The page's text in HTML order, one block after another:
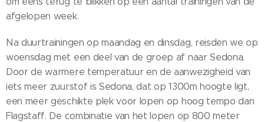
afgelopen week.
Na duurtrainingen op maandag en dinsdag, reisden we op
woensdag met een deel van de groep af naar Sedona.
Door de warmere temperatuur en de aanwezigheid van
iets meer zuurstof is Sedona, dat op 1300m hoogte ligt,
een meer geschikte plek voor lopen op hoog tempo dan
Flagstaff. De combinatie van het lopen op 800 meter